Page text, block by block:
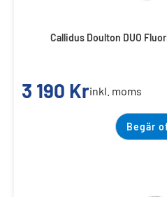
Callidus Doulton DUO
3 190 Krinkl. moms
Begär